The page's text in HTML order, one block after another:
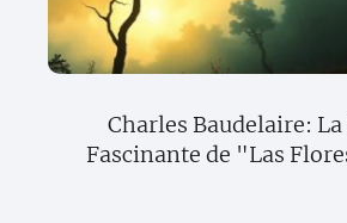
Charles Baudelaire:
Fascinante de "Las